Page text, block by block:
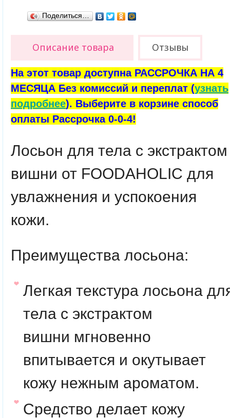
Поделиться…
Описание товара Отзывы
На этот товар доступна РАССРОЧКА НА 4
МЕСЯЦА Без комиссий и переплат (узнать
подробнее). Выберите в корзине способ
оплаты Рассрочка 0-0-4!
Лосьон для тела с экстрактом
вишни от FOODAHOLIC для
увлажнения и успокоения
кожи.
Преимущества лосьона:
Легкая текстура лосьона
тела с экстрактом
вишни мгновенно
впитывается и окутывает
кожу нежным ароматом.
Средство делает кожу